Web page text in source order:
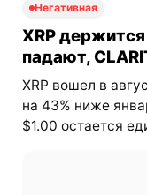
Негативная
XRP держится
падают,
XRP вошел в
на 43% ниже
$1.00 остается